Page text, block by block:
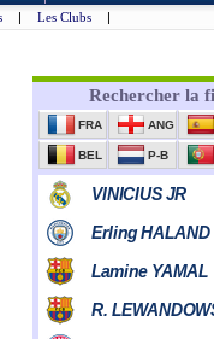
| Les Clubs |